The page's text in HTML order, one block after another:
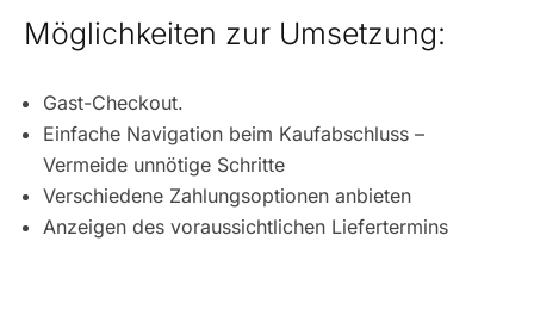
Möglichkeiten zur Umsetzung:
Gast-Checkout.
Einfache Navigation beim Kaufabschluss –
Vermeide unnötige Schritte
Verschiedene Zahlungsoptionen anbieten
Anzeigen des voraussichtlichen Liefertermins